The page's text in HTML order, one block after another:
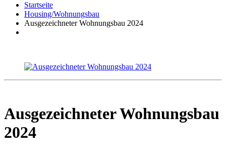
Startseite
Housing/Wohnungsbau
Ausgezeichneter Wohnungsbau 2024
Ausgezeichneter Wohnungsbau
2024